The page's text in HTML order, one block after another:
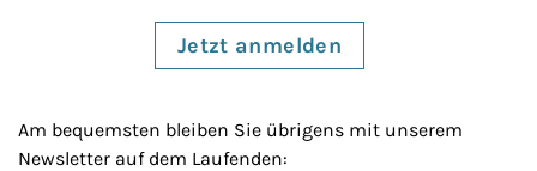
Jetzt anmelden
Am bequemsten bleiben Sie übrigens mit unserem
Newsletter auf dem Laufenden: